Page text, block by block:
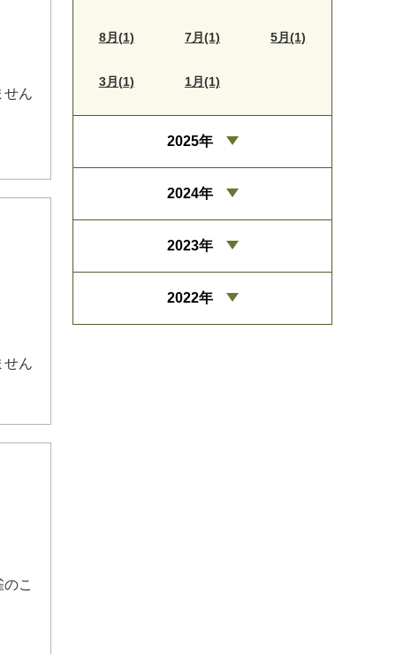
せん
せん
こ
8月(1) 7月(1) 5月(1)
3月(1) 1月(1)
2025年
2024年
2023年
2022年